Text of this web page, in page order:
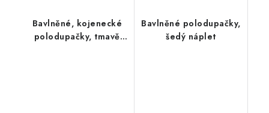
Bavlněné, kojenecké
polodupačky, tmavě
Bavlněné polodupačky,
šedý náplet